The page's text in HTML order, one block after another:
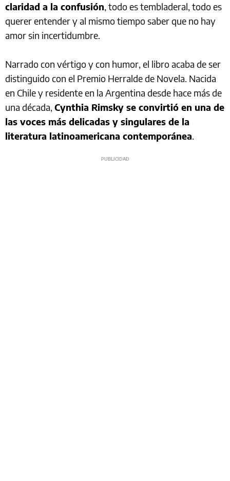
claridad a la confusión, todo es tembladeral, todo es
querer entender y al mismo tiempo saber que no hay
amor sin incertidumbre.
Narrado con vértigo y con humor, el libro acaba de ser
distinguido con el Premio Herralde de Novela. Nacida
en Chile y residente en la Argentina desde hace más de
una década, Cynthia Rimsky se convirtió en una de
las voces más delicadas y singulares de la
literatura latinoamericana contemporánea.